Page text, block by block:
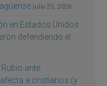
julio 25, 2026
en Estados Unidos
defendiendo el
ante
a cristianos (y